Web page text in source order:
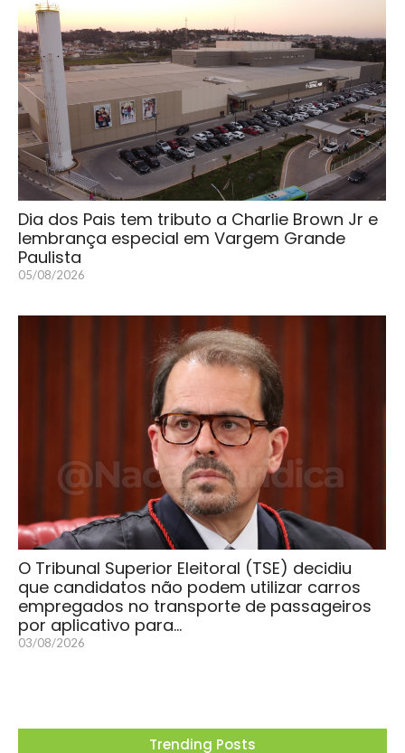
Dia dos Pais tem tributo a Charlie Brown Jr e
lembrança especial em Vargem Grande
Paulista
05/08/2026
O Tribunal Superior Eleitoral (TSE) decidiu
que candidatos não podem utilizar carros
empregados no transporte de passageiros
por aplicativo para…
03/08/2026
Trending Posts